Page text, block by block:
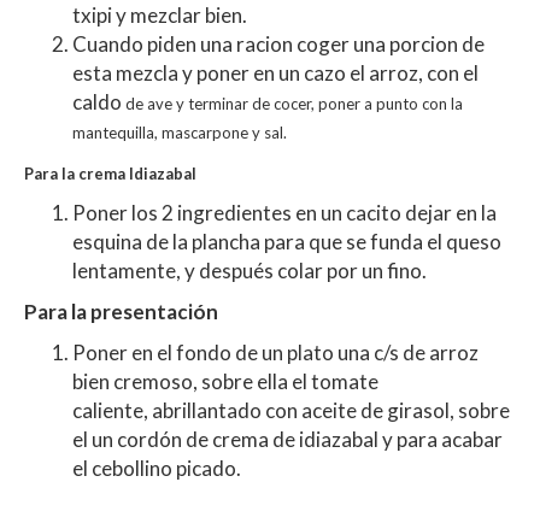
txipi y mezclar bien.
Cuando piden una racion coger una porcion de
esta mezcla y poner en un cazo el arroz, con el
caldo de ave y terminar de cocer, poner a punto con la
mantequilla, mascarpone y sal.
Para la crema Idiazabal
Poner los 2 ingredientes en un cacito dejar en la
esquina de la plancha para que se funda el queso
lentamente, y después colar por un fino.
Para la presentación
Poner en el fondo de un plato una c/s de arroz
bien cremoso, sobre ella el tomate
caliente, abrillantado con aceite de girasol, sobre
el un cordón de crema de idiazabal y para acabar
el cebollino picado.